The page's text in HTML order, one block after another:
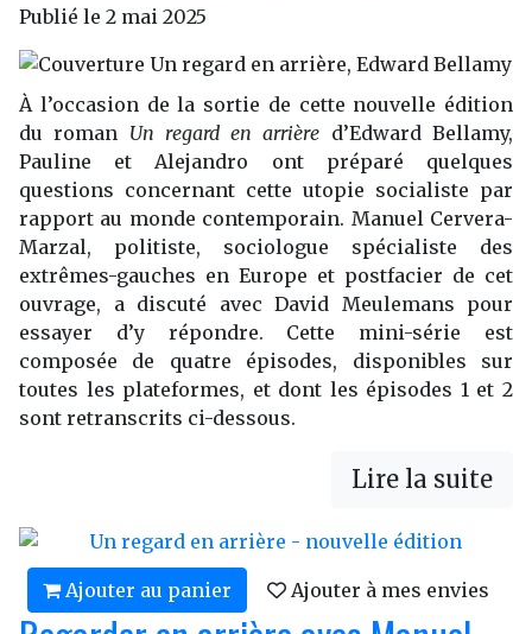
Publié le 2 mai 2025
À l’occasion de la sortie de cette nouvelle édition
du roman Un regard en arrière d’Edward Bellamy,
Pauline et Alejandro ont préparé quelques
questions concernant cette utopie socialiste par
rapport au monde contemporain. Manuel Cervera-
Marzal, politiste, sociologue spécialiste des
extrêmes-gauches en Europe et postfacier de cet
ouvrage, a discuté avec David Meulemans pour
essayer d’y répondre. Cette mini-série est
composée de quatre épisodes, disponibles sur
toutes les plateformes, et dont les épisodes 1 et 2
sont retranscrits ci-dessous.
Lire la suite
Ajouter au panier Ajouter à mes envies